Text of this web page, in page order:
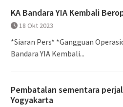
KA Bandara YIA Kembali
18 Okt 2023
*Siaran Pers* *Gangguan
Bandara YIA Kembali...
Pembatalan sementara
Yogyakarta